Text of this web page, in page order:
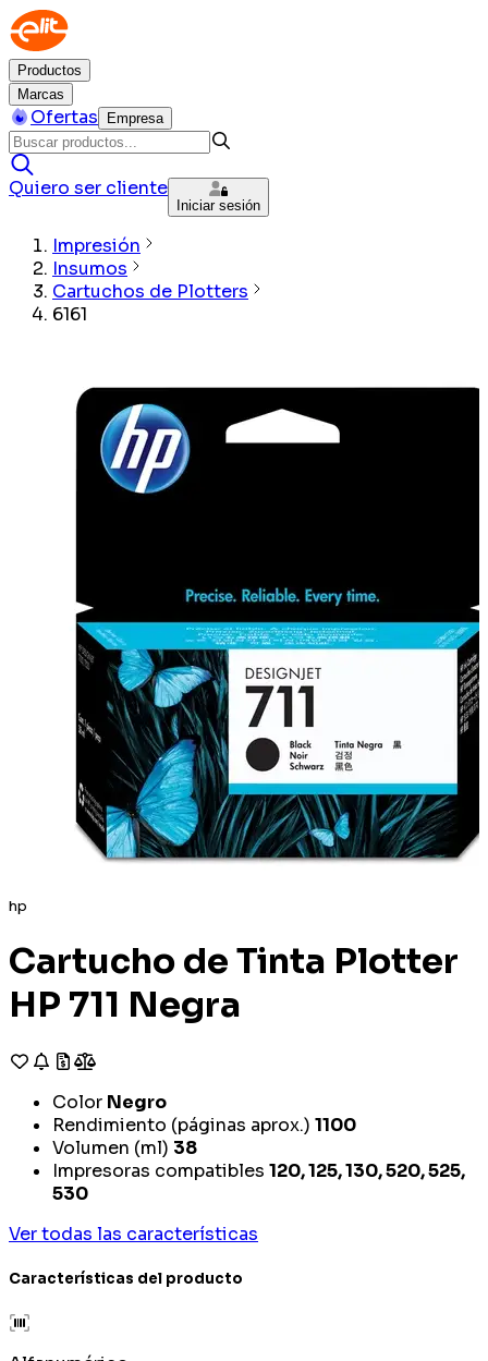
Productos
Marcas
Ofertas Empresa
Quiero ser cliente
Iniciar sesión
Impresión
Insumos
Cartuchos de Plotters
6161
hp
Cartucho de Tinta Plotter
HP 711 Negra
Color Negro
Rendimiento (páginas aprox.) 1100
Volumen (ml) 38
Impresoras compatibles 120, 125, 130, 520, 525,
530
Ver todas las características
Características del producto